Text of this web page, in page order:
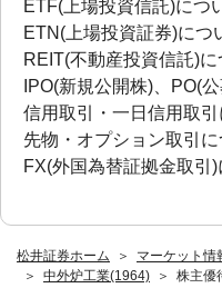
松井証券ホーム
マーケット情
中外炉工業(1964)
株主優
ETF(上場投資信託)につ
ETN(上場投資証券)につ
REIT(不動産投資信託)に
IPO(新規公開株)、PO(
信用取引・一日信用取引
先物・オプション取引に
FX(外国為替証拠金取引)